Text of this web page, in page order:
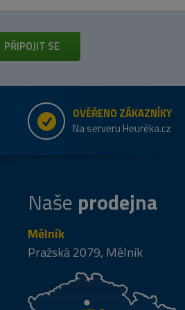
PŘIPOJIT SE
OVĚŘENO ZÁKAZNÍKY
Na serveru Heuréka.cz
Naše prodejna
Mělník
Pražská 2079, Mělník